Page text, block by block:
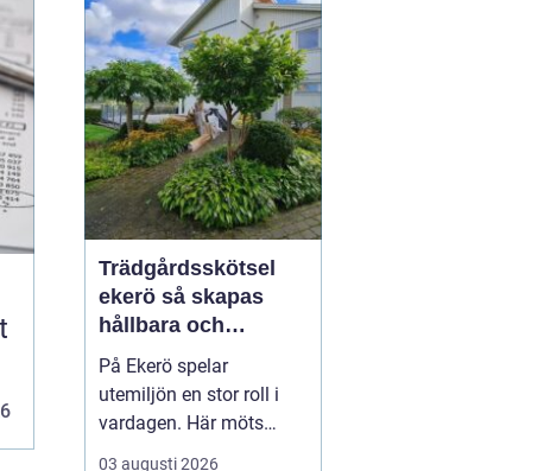
måste bli rätt från
början. När tidsbrist,
regelverk och osäkerhet
...
Trädgårdsskötsel
ekerö så skapas
hållbara och
välskötta utemiljöer
På Ekerö spelar
utemiljön en stor roll i
vardagen. Här möts
natur, vatten och
03 augusti 2026